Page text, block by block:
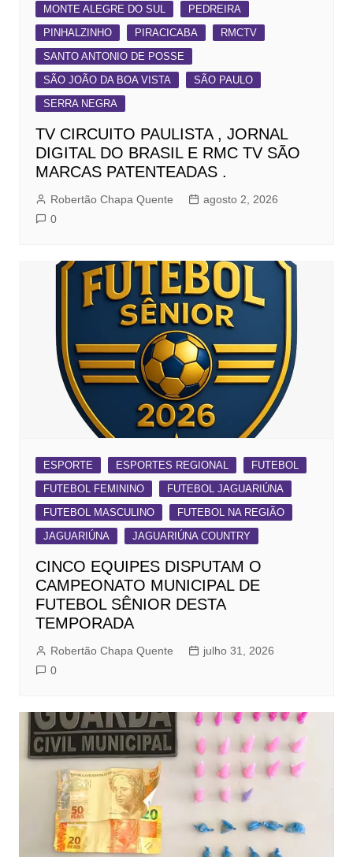
MONTE ALEGRE DO SUL
PEDREIRA
PINHALZINHO
PIRACICABA
RMCTV
SANTO ANTONIO DE POSSE
SÃO JOÃO DA BOA VISTA
SÃO PAULO
SERRA NEGRA
TV CIRCUITO PAULISTA , JORNAL
DIGITAL DO BRASIL E RMC TV SÃO
MARCAS PATENTEADAS .
Robertão Chapa Quente
agosto 2, 2026
0
ESPORTE ESPORTES REGIONAL
FUTEBOL
FUTEBOL FEMININO
FUTEBOL JAGUARIÚNA
FUTEBOL MASCULINO
FUTEBOL NA REGIÃO
JAGUARIÚNA
JAGUARIÚNA COUNTRY
CINCO EQUIPES DISPUTAM O
CAMPEONATO MUNICIPAL DE
FUTEBOL SÊNIOR DESTA
TEMPORADA
Robertão Chapa Quente
julho 31, 2026
0